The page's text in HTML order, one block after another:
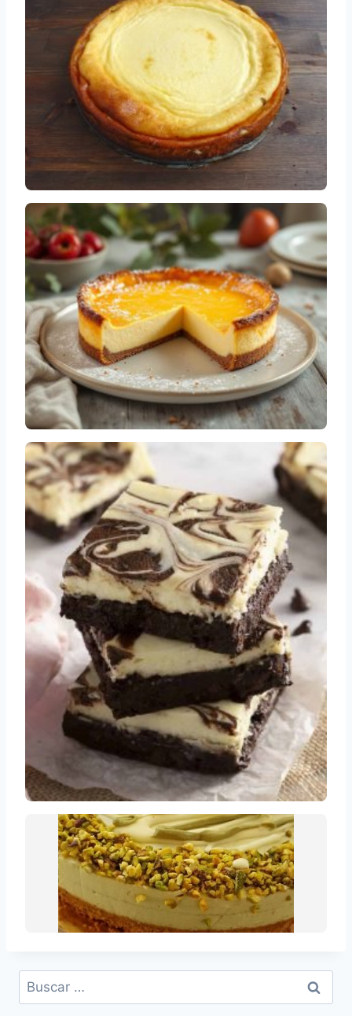
Tarta de queso al horno con Mascarpone y
Gorgonzola
Recetas
Deliciosa tarta de queso sin horno con
edulcorante natural
Tartas de queso saludables
Cheesecake y brownie al horno
Recetas
Recetas
Buscar: